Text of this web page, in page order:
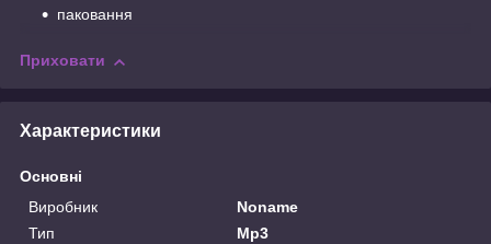
паковання
Приховати
Характеристики
Основні
Виробник
Noname
Тип
Mp3